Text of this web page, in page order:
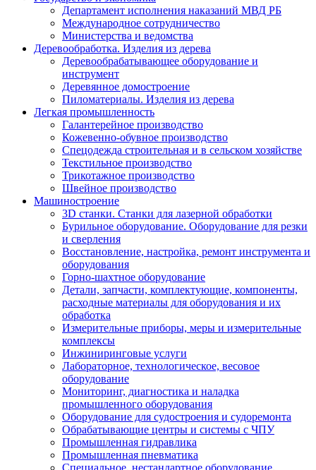
Департамент исполнения наказаний МВД РБ
Международное сотрудничество
Министерства и ведомства
Деревообработка. Изделия из дерева
Деревообрабатывающее оборудование и
инструмент
Деревянное домостроение
Пиломатериалы. Изделия из дерева
Легкая промышленность
Галантерейное производство
Кожевенно-обувное производство
Спецодежда строительная и в сельском хозяйстве
Текстильное производство
Трикотажное производство
Швейное производство
Машиностроение
3D станки. Станки для лазерной обработки
Бурильное оборудование. Оборудование для резки
и сверления
Восстановление, настройка, ремонт инструмента и
оборудования
Горно-шахтное оборудование
Детали, запчасти, комплектующие, компоненты,
расходные материалы для оборудования и их
обработка
Измерительные приборы, меры и измерительные
комплексы
Инжиниринговые услуги
Лабораторное, технологическое, весовое
оборудование
Мониторинг, диагностика и наладка
промышленного оборудования
Оборудование для судостроения и судоремонта
Обрабатывающие центры и системы с ЧПУ
Промышленная гидравлика
Промышленная пневматика